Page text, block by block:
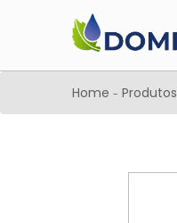
Home - Produtos